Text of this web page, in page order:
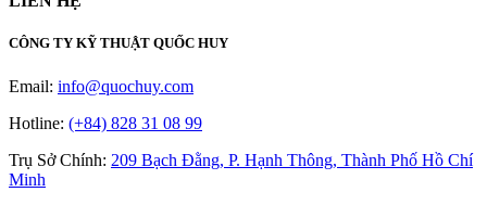
CÔNG TY KỸ THUẬT QUỐC HUY
Email: info@quochuy.com
Hotline: (+84) 828 31 08 99
Trụ Sở Chính: 209 Bạch Đằng, P. Hạnh Thông, Thành Phố Hồ Chí
Minh